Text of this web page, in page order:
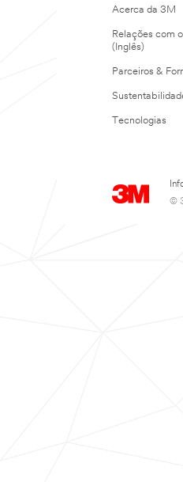
Acerca da 3M
Relações com
(Inglês)
Parceiros &
Tecnologias
©